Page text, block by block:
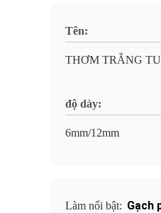
Tên:
THƠM TRẮNG
độ dày:
6mm/12mm
Làm nổi bật: Gạch